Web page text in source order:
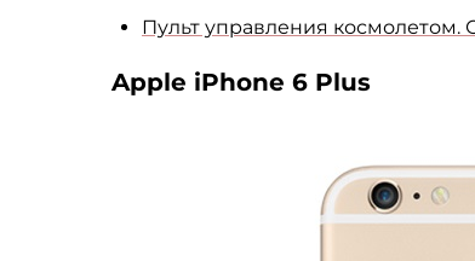
Пульт управления космолетом.
Apple iPhone 6 Plus